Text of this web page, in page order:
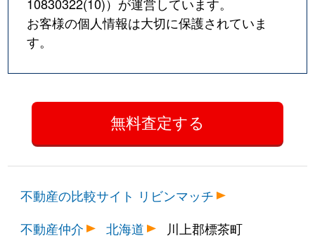
お客様の個人情報は大切に保護されていま
す。
不動産の比較サイト リビンマッチ
不動産仲介
北海道 川上郡標茶町